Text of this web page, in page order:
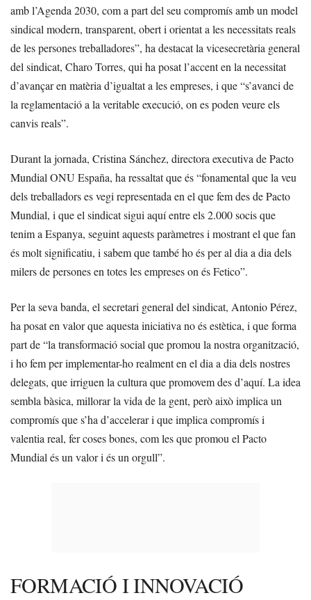
amb l’Agenda 2030, com a part del seu compromís amb un model
sindical modern, transparent, obert i orientat a les necessitats reals
de les persones treballadores”, ha destacat la vicesecretària general
del sindicat, Charo Torres, qui ha posat l’accent en la necessitat
d’avançar en matèria d’igualtat a les empreses, i que “s’avanci de
la reglamentació a la veritable execució, on es poden veure els
canvis reals”.
Durant la jornada, Cristina Sánchez, directora executiva de Pacto
Mundial ONU España, ha ressaltat que és “fonamental que la veu
dels treballadors es vegi representada en el que fem des de Pacto
Mundial, i que el sindicat sigui aquí entre els 2.000 socis que
tenim a Espanya, seguint aquests paràmetres i mostrant el que fan
és molt significatiu, i sabem que també ho és per al dia a dia dels
milers de persones en totes les empreses on és Fetico”.
Per la seva banda, el secretari general del sindicat, Antonio Pérez,
ha posat en valor que aquesta iniciativa no és estètica, i que forma
part de “la transformació social que promou la nostra organització,
i ho fem per implementar-ho realment en el dia a dia dels nostres
delegats, que irriguen la cultura que promovem des d’aquí. La idea
sembla bàsica, millorar la vida de la gent, però això implica un
compromís que s’ha d’accelerar i que implica compromís i
valentia real, fer coses bones, com les que promou el Pacto
Mundial és un valor i és un orgull”.
FORMACIÓ I INNOVACIÓ